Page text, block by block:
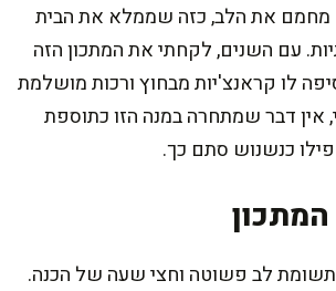
מחמם את הלב, כזה שממלא את הבית
עם השנים, לקחתי את המתכון הזה
לו קראנצ'יות מבחוץ ורכות מושלמת
אין דבר שמתחרה במנה הזו כתוספת
כנשנוש סתם כך.
תשומת לב פשוטה וחצי שעה של הכנה.